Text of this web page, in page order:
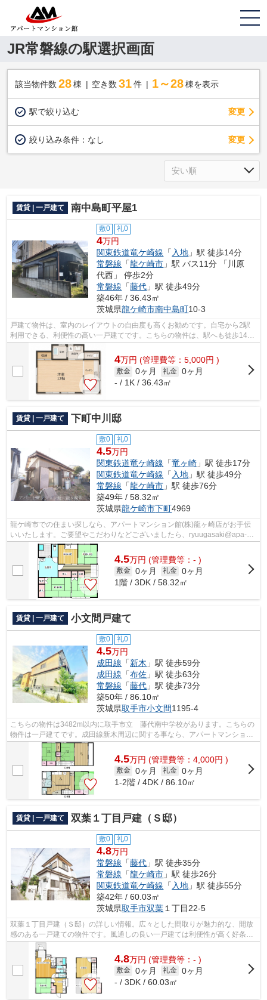
JR常磐線の駅選択画面
該当物件数 28棟 空き数 31 件 1～28 棟を表示
駅で絞り込む 変更
絞り込み条件： なし 変更
賃貸 | 一戸建て 南中島町平屋1
敷0 礼0
4万円
関東鉄道竜ケ崎線 「 入地 」駅 徒歩14分
常磐線 「龍ケ崎市 」駅 バス11分 「川原
代西」 停歩2分
常磐線 「藤代 」駅 徒歩49分
築46年 / 36.43㎡
茨城県龍ケ崎市南中島町10-3
戸建て物件は、室内のレイアウトの自由度も高くお勧めです。自宅から2駅
利用できる、利便性の高い一戸建てです。こちらの物件は、駅へも徒歩14分
と歩いてアクセスできます。ご希望の物...
4万円 (管理費等：5,000円 )
敷金 0ヶ月 礼金 0ヶ月
- / 1K / 36.43㎡
賃貸 | 一戸建て 下町中川邸
敷0 礼0
4.5万円
関東鉄道竜ケ崎線 「竜ヶ崎 」駅 徒歩17分
関東鉄道竜ケ崎線 「 入地 」駅 徒歩49分
常磐線 「龍ケ崎市 」駅 徒歩76分
築49年 / 58.32㎡
茨城県龍ケ崎市下町4969
龍ケ崎市での住まい探しなら、アパートマンション館(株)龍ヶ崎店がお手伝
いいたします。ご要望やこだわりなどございましたら、ryuugasaki@apa-
to.co.jpにてお申し付け下さい。お部屋探...
4.5万円 (管理費等：- )
敷金 0ヶ月 礼金 0ヶ月
1階 / 3DK / 58.32㎡
賃貸 | 一戸建て 小文間戸建て
敷0 礼0
4.5万円
成田線 「新木 」駅 徒歩59分
成田線 「布佐 」駅 徒歩63分
常磐線 「藤代 」駅 徒歩73分
築50年 / 86.10㎡
茨城県取手市小文間1195-4
こちらの物件は3482m以内に取手市立 藤代南中学校があります。こちらの
物件は一戸建てです。成田線新木周辺に関する事なら、アパートマンション
館 取手店にお問い合わせ下さい。0297...
4.5万円 (管理費等：4,000円 )
敷金 0ヶ月 礼金 0ヶ月
1-2階 / 4DK / 86.10㎡
賃貸 | 一戸建て 双葉１丁目戸建（Ｓ邸）
敷0 礼0
4.8万円
常磐線 「藤代 」駅 徒歩35分
常磐線 「龍ケ崎市 」駅 徒歩26分
関東鉄道竜ケ崎線 「 入地 」駅 徒歩55分
築42年 / 60.03㎡
茨城県取手市双葉 １丁目22-5
双葉１丁目戸建（Ｓ邸）の詳しい情報。広々とした間取りが魅力的な、開放
感のある一戸建ての物件です。風通しの良い一戸建ては利便性が高く好条件
です。常磐線藤代エリアで戸建てを探...
4.8万円 (管理費等：- )
敷金 0ヶ月 礼金 0ヶ月
- / 3DK / 60.03㎡